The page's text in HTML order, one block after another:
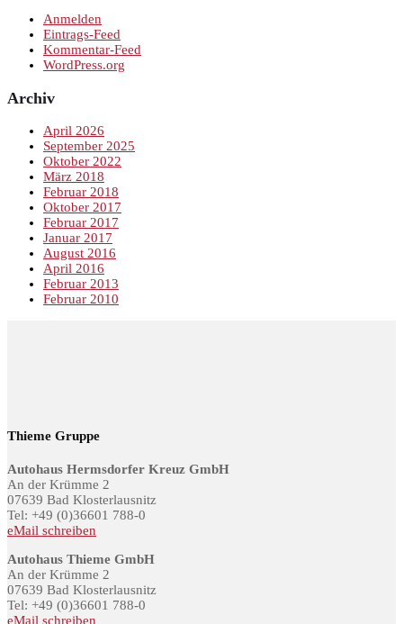
Anmelden
Eintrags-Feed
Kommentar-Feed
WordPress.org
Archiv
April 2026
September 2025
Oktober 2022
März 2018
Februar 2018
Oktober 2017
Februar 2017
Januar 2017
August 2016
April 2016
Februar 2013
Februar 2010
Thieme Gruppe
Autohaus Hermsdorfer Kreuz GmbH
An der Krümme 2
07639 Bad Klosterlausnitz
Tel: +49 (0)36601 788-0
eMail schreiben
Autohaus Thieme GmbH
An der Krümme 2
07639 Bad Klosterlausnitz
Tel: +49 (0)36601 788-0
eMail schreiben